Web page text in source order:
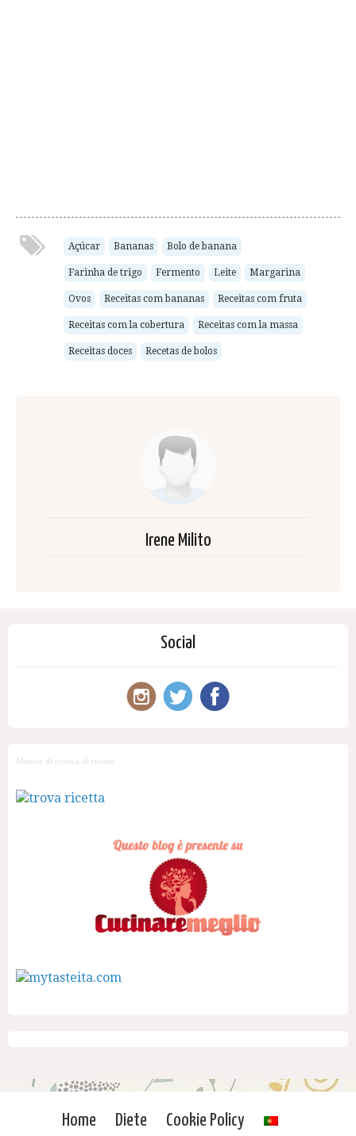
Açúcar Bananas Bolo de banana
Farinha de trigo Fermento Leite Margarina
Ovos Receitas com bananas Receitas com fruta
Receitas com la cobertura Receitas com la massa
Receitas doces Recetas de bolos
Irene Milito
Social
Motore di ricerca di ricette
Home Diete Cookie Policy